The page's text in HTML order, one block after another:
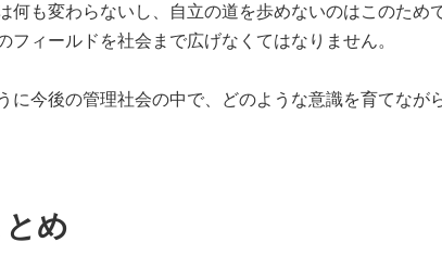
何も変わらないし、自立の道を歩めないのはこのた
フィールドを社会まで広げなくてはなりません。
に今後の管理社会の中で、どのような意識を育てなが
め